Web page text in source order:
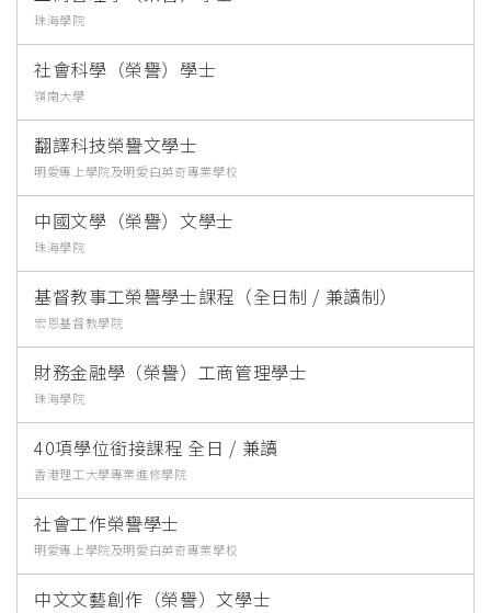
珠海學院
社會科學（榮譽）學士
嶺南大學
翻譯科技榮譽文學士
明愛專上學院及明愛白英奇專業學校
中國文學（榮譽）文學士
珠海學院
基督教事工榮譽學士課程（全日制 / 兼讀制）
宏恩基督教學院
財務金融學（榮譽）工商管理學士
珠海學院
40項學位銜接課程 全日 / 兼讀
香港理工大學專業進修學院
社會工作榮譽學士
明愛專上學院及明愛白英奇專業學校
中文文藝創作（榮譽）文學士